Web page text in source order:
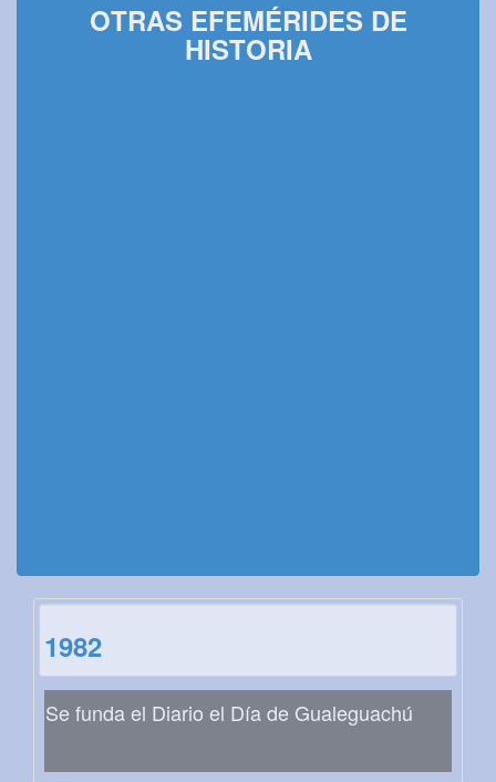
OTRAS EFEMÉRIDES DE
HISTORIA
1982
Se funda el Diario el Día de Gualeguachú